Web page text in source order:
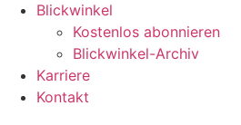
Blickwinkel
Kostenlos abonnieren
Blickwinkel-Archiv
Karriere
Kontakt